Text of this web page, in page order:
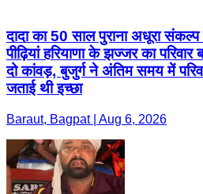
दादा का 50 साल पुराना अधूरा
पीढ़ियां हरियाणा के झज्जर का परिवार
दो कांवड़, बुजुर्ग ने अंतिम समय में
जताई थी इच्छा
Baraut, Bagpat | Aug 6, 2026